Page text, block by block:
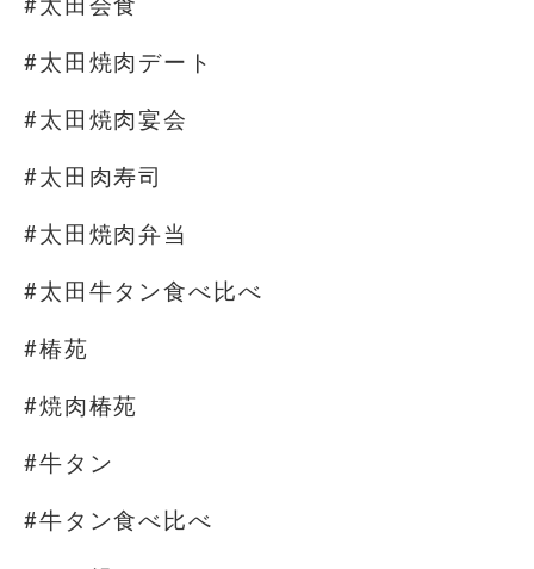
#太田焼肉デート
#太田焼肉宴会
#太田肉寿司
#太田焼肉弁当
#太田牛タン食べ比べ
#椿苑
#焼肉椿苑
#牛タン
#牛タン食べ比べ